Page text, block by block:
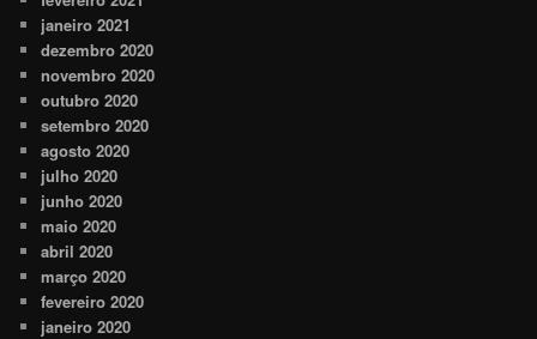
janeiro 2021
dezembro 2020
novembro 2020
outubro 2020
setembro 2020
agosto 2020
julho 2020
junho 2020
maio 2020
abril 2020
março 2020
fevereiro 2020
janeiro 2020